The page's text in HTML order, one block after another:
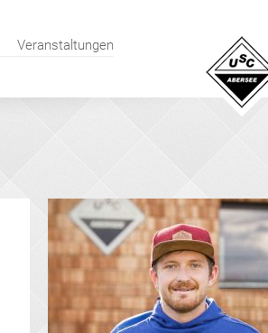
Veranstaltungen